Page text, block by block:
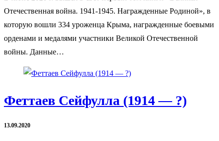
Отечественная война. 1941-1945. Награжденные Родиной», в
которую вошли 334 уроженца Крыма, награжденные боевыми
орденами и медалями участники Великой Отечественной
войны. Данные…
Феттаев Сейфулла (1914 — ?)
13.09.2020